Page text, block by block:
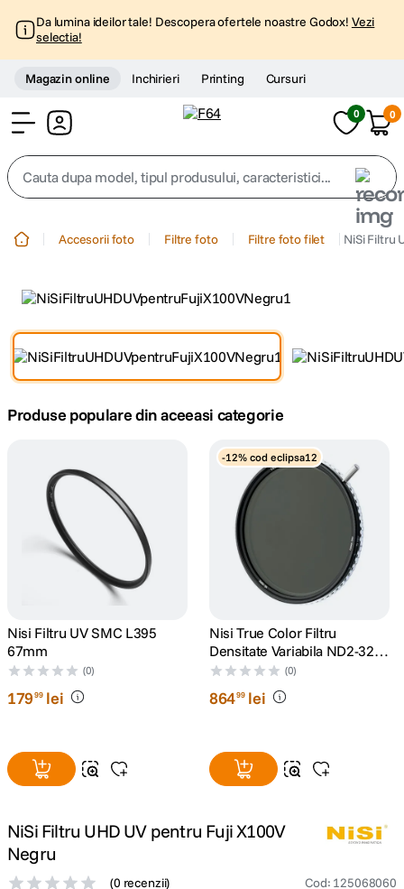
Da lumina ideilor tale! Descopera ofertele noastre Godox! Vezi
selectia!
Magazin online Inchirieri Printing Cursuri
0 0
Cauta dupa model, tipul produsului, caracteristici...
3. trepied telefon
6. lavaliera
card memorie
dji mic mini
10
Accesorii foto Filtre foto Filtre foto filet NiSi Filtru
Produse populare din aceeasi categorie
Nisi Filtru UV SMC L395
67mm
(0)
17999 lei
-12% cod eclipsa12
Nisi True Color Filtru
Densitate Variabila ND2-32
67mm
(0)
86499 lei
NiSi Filtru UHD UV pentru Fuji X100V
Negru
(0 recenzii) Cod: 125068060